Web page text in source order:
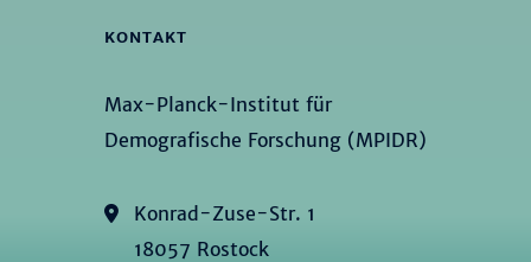
KONTAKT
Max-Planck-Institut für
Demografische Forschung (MPIDR)
Konrad-Zuse-Str. 1
18057 Rostock